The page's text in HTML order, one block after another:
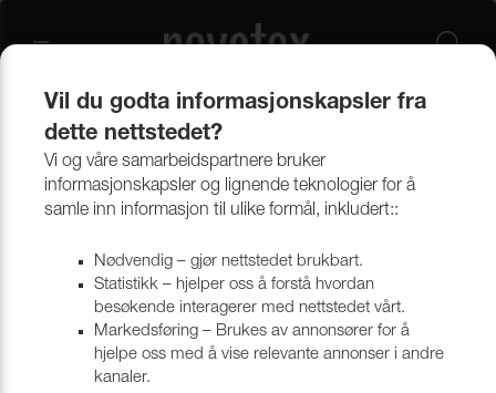
Produkter Forstoff, Presenning & Tekniske duker
Casing
Filtrera
Vil du godta informasjonskapsler fra
dette nettstedet?
Vi og våre samarbeidspartnere bruker
informasjonskapsler og lignende teknologier for å
samle inn informasjon til ulike formål, inkludert::
Nødvendig – gjør nettstedet brukbart.
Statistikk – hjelper oss å forstå hvordan
besøkende interagerer med nettstedet vårt.
Markedsføring – Brukes av annonsører for å
hjelpe oss med å vise relevante annonser i andre
kanaler.